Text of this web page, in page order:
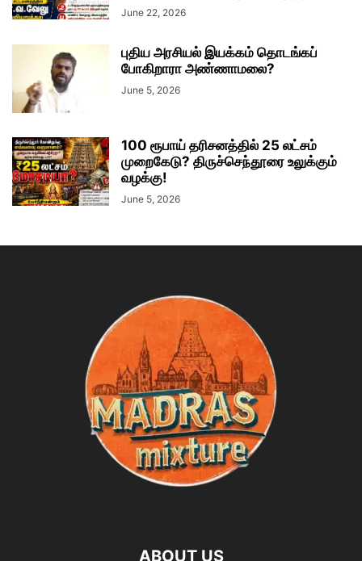
June 22, 2026
புதிய அரசியல் இயக்கம் தொடங்கப்
போகிறாரா அண்ணாமலை?
June 5, 2026
100 ரூபாய் தரிசனத்தில் 25 லட்சம்
முறைகேடு? திருச்செந்தூரை உலுக்கும்
வழக்கு!
June 5, 2026
ABOUT US